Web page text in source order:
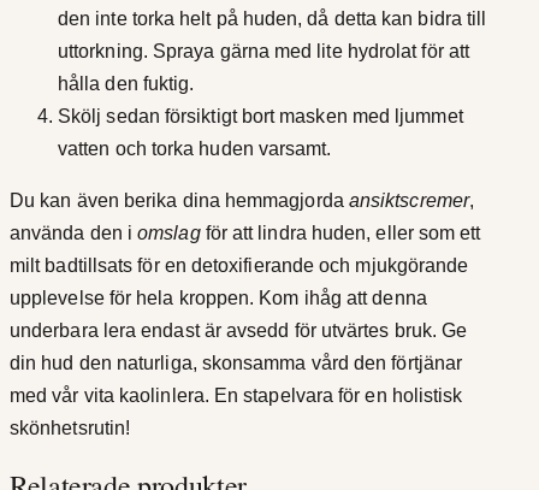
den inte torka helt på huden, då detta kan bidra till
uttorkning. Spraya gärna med lite hydrolat för att
hålla den fuktig.
Skölj sedan försiktigt bort masken med ljummet
vatten och torka huden varsamt.
Du kan även berika dina hemmagjorda ansiktscremer,
använda den iomslagför att lindra huden, eller som ett
milt badtillsats för en detoxifierande och mjukgörande
upplevelse för hela kroppen. Kom ihåg att denna
underbara lera endast är avsedd för utvärtes bruk. Ge
din hud den naturliga, skonsamma vård den förtjänar
med vår vita kaolinlera. En stapelvara för en holistisk
skönhetsrutin!